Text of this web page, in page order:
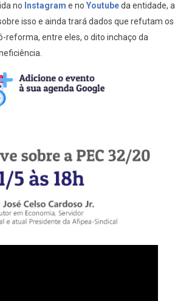
no Instagram e no Youtubeda entidade, a
isso e ainda trará dados que refutam os
reforma, entre eles, o dito inchaço da